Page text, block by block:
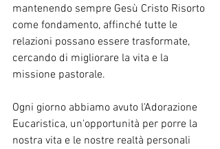
mantenendo sempre Gesù Cristo Risorto
come fondamento, affinché tutte le
relazioni possano essere trasformate,
cercando di migliorare la vita e la
missione pastorale.
Ogni giorno abbiamo avuto l'Adorazione
Eucaristica, un'opportunità per porre la
nostra vita e le nostre realtà personali